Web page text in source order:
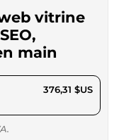
vitrine
main
376,31 $US